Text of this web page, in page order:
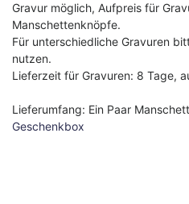
Gravur möglich, Aufpreis für
Manschettenknöpfe.
Für unterschiedliche Gravuren
nutzen.
Lieferzeit für Gravuren: 8 Tage,
Lieferumfang: Ein Paar
Geschenkbox